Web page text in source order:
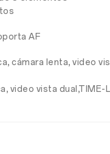
AF
cámara lenta, video
video vista dual,TIME-